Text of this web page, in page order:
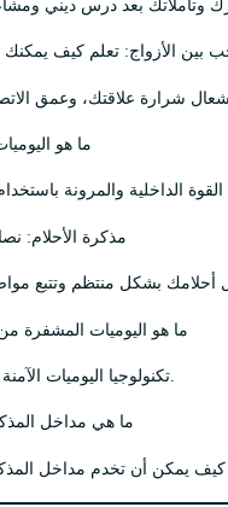
بين الأزواج: تعلم كيف يمكنك
ما هو
مذكرة الأحلام:
ما هو اليوميات المشفرة من
ما هي مداخل
يمكن أن تخدم مداخل